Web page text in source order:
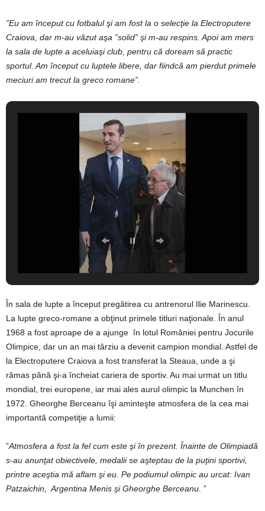
”Eu am început cu fotbalul şi am fost la o selecţie la Electroputere
Craiova, dar m-au văzut aşa ”solid” şi m-au respins. Apoi am mers
la sala de lupte a aceluiaşi club, pentru că doream să practic
sportul. Am început cu luptele libere, dar fiindcă am pierdut primele
meciuri am trecut la greco romane”.
În sala de lupte a început pregătirea cu antrenorul Ilie Marinescu.
La lupte greco-romane a obţinut primele titluri naţionale. În anul
1968 a fost aproape de a ajunge în lotul României pentru Jocurile
Olimpice, dar un an mai târziu a devenit campion mondial. Astfel de
la Electroputere Craiova a fost transferat la Steaua, unde a şi
rămas până şi-a încheiat cariera de sportiv. Au mai urmat un titlu
mondial, trei europene, iar mai ales aurul olimpic la Munchen în
1972. Gheorghe Berceanu îşi aminteşte atmosfera de la cea mai
importantă competiţie a lumii:
”Atmosfera a fost la fel cum este şi în prezent. Înainte de Olimpiadă
s-au anunţat obiectivele, medalii se aşteptau de la puţini sportivi,
printre aceştia mă aflam şi eu. Pe podiumul olimpic au urcat: Ivan
Patzaichin, Argentina Menis şi Gheorghe Berceanu . ”